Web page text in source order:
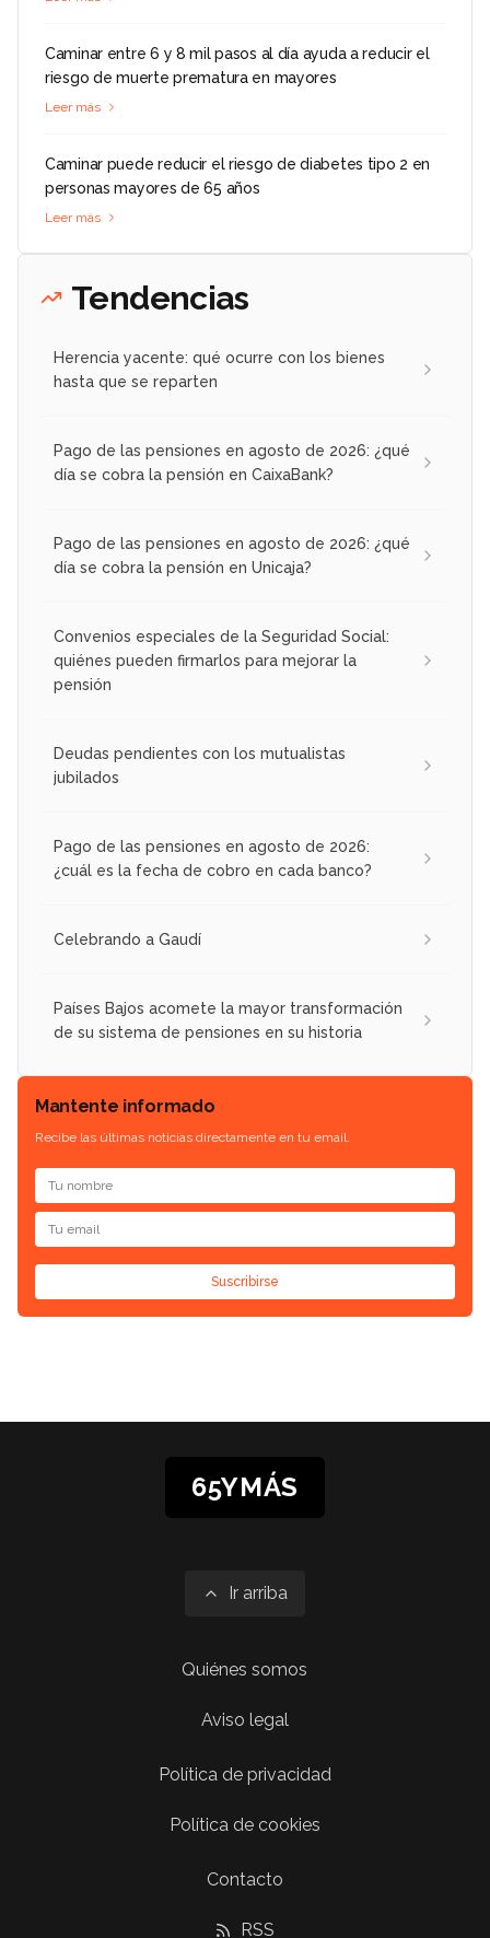
Caminar entre 6 y 8 mil pasos al día ayuda a reducir el
riesgo de muerte prematura en mayores
Leer más
Caminar puede reducir el riesgo de diabetes tipo 2 en
personas mayores de 65 años
Leer más
Tendencias
Herencia yacente: qué ocurre con los bienes
hasta que se reparten
Pago de las pensiones en agosto de 2026: ¿qué
día se cobra la pensión en CaixaBank?
Pago de las pensiones en agosto de 2026: ¿qué
día se cobra la pensión en Unicaja?
Convenios especiales de la Seguridad Social:
quiénes pueden firmarlos para mejorar la
pensión
Deudas pendientes con los mutualistas
jubilados
Pago de las pensiones en agosto de 2026:
¿cuál es la fecha de cobro en cada banco?
Celebrando a Gaudí
Países Bajos acomete la mayor transformación
de su sistema de pensiones en su historia
Mantente informado
Recibe las últimas noticias directamente en tu email.
Suscribirse
65YMÁS
Ir arriba
Quiénes somos
Aviso legal
Política de privacidad
Política de cookies
Contacto
RSS